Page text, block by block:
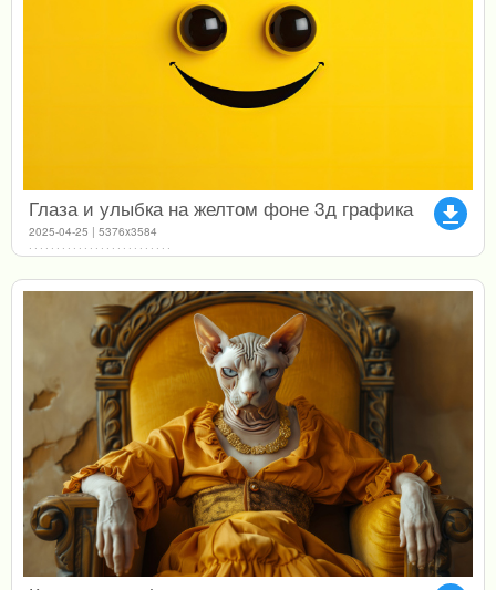
file_download
Глаза и улыбка на желтом фоне 3д графика
2025-04-25 | 5376x3584